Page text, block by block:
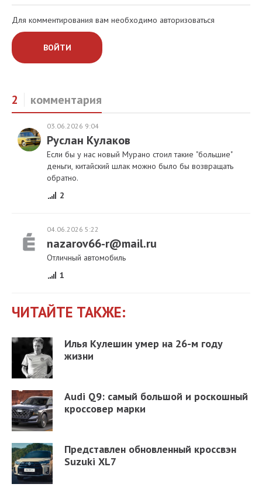
Для комментирования вам необходимо авторизоваться
ВОЙТИ
2 комментария
03.06.2026 9:04
Руслан Кулаков
Если бы у нас новый Мурано стоил такие "большие"
деньги, китайский шлак можно было бы возвращать
обратно.
2
04.06.2026 5:22
nazarov66-r@mail.ru
Отличный автомобиль
1
ЧИТАЙТЕ ТАКЖЕ:
Илья Кулешин умер на 26-м году
жизни
Audi Q9: самый большой и роскошный
кроссовер марки
Представлен обновленный кроссвэн
Suzuki XL7